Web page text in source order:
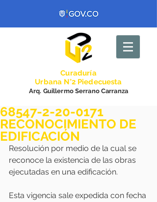
Curaduría
Urbana N°2 Piedecuesta
Arq. Guillermo Serrano Carranza
68547-2-20-0171
RECONOCIMIENTO DE
EDIFICACIÓN
Resolución por medio de la cual se
reconoce la existencia de las obras
ejecutadas en una edificación.
Esta vigencia sale expedida con fecha